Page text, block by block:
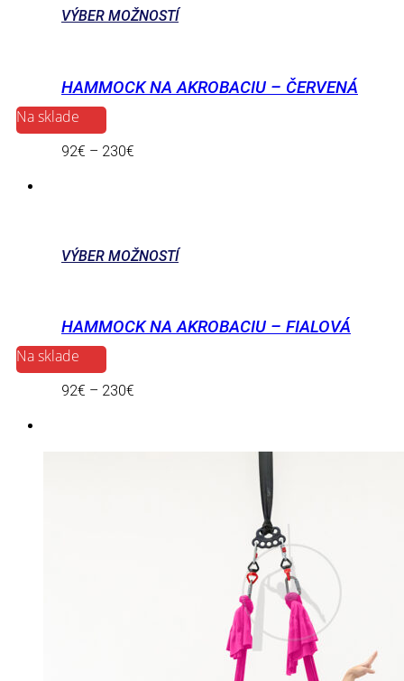
VÝBER MOŽNOSTÍ
HAMMOCK NA AKROBACIU – ČERVENÁ
Na sklade
92€ – 230€
VÝBER MOŽNOSTÍ
HAMMOCK NA AKROBACIU – FIALOVÁ
Na sklade
92€ – 230€